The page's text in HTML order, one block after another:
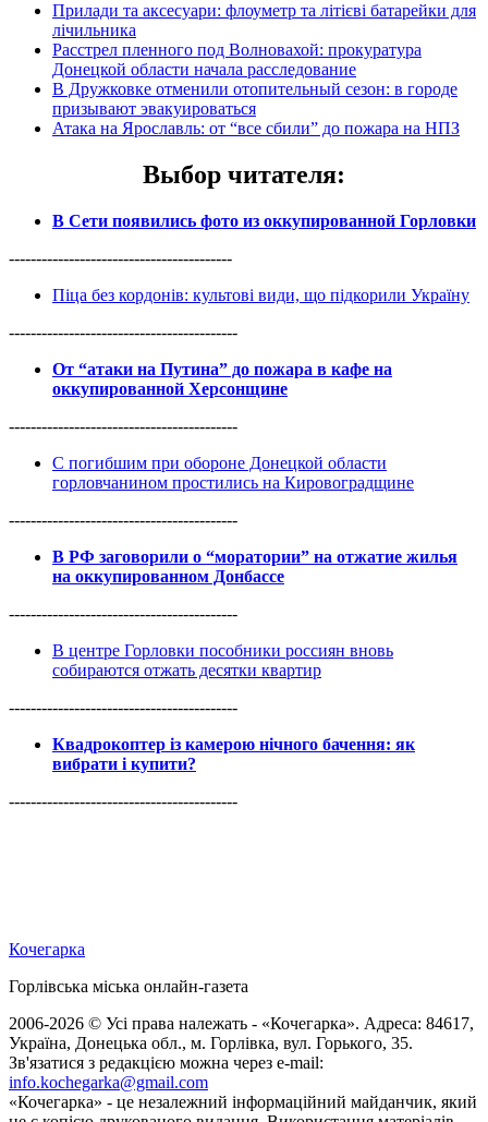
Прилади та аксесуари: флоуметр та літієві батарейки для
лічильника
Расстрел пленного под Волновахой: прокуратура
Донецкой области начала расследование
В Дружковке отменили отопительный сезон: в городе
призывают эвакуироваться
Атака на Ярославль: от “все сбили” до пожара на НПЗ
Выбор читателя:
В Сети появились фото из оккупированной Горловки
-----------------------------------------
Піца без кордонів: культові види, що підкорили Україну
------------------------------------------
От “атаки на Путина” до пожара в кафе на
оккупированной Херсонщине
------------------------------------------
С погибшим при обороне Донецкой области
горловчанином простились на Кировоградщине
------------------------------------------
В РФ заговорили о “моратории” на отжатие жилья
на оккупированном Донбассе
------------------------------------------
В центре Горловки пособники россиян вновь
собираются отжать десятки квартир
------------------------------------------
Квадрокоптер із камерою нічного бачення: як
вибрати і купити?
------------------------------------------
Кочегарка
Горлівська міська онлайн-газета
2006-2026 © Усі права належать - «Кочегарка». Адреса: 84617,
Україна, Донецька обл., м. Горлівка, вул. Горького, 35.
Зв'язатися з редакцією можна через e-mail:
info.kochegarka@gmail.com
«Кочегарка» - це незалежний інформаційний майданчик, який